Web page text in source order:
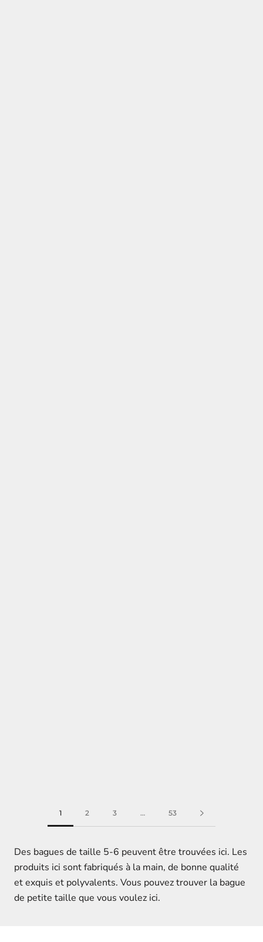
1 2 3 … 53
Des bagues de taille 5-6 peuvent être trouvées ici. Les
produits ici sont fabriqués à la main, de bonne qualité
et exquis et polyvalents. Vous pouvez trouver la bague
de petite taille que vous voulez ici.